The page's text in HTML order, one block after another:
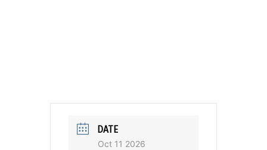
DATE
Oct 11 2026